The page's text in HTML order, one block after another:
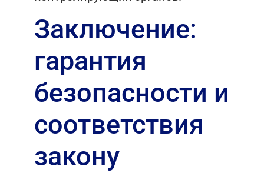
Заключение:
гарантия
безопасности и
соответствия
закону